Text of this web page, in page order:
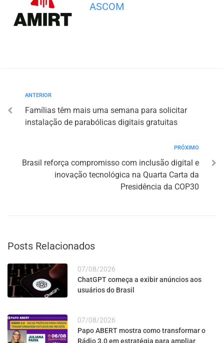
ASCOM
ANTERIOR
Famílias têm mais uma semana para solicitar
instalação de parabólicas digitais gratuitas
PRÓXIMO
Brasil reforça compromisso com inclusão digital e
inovação tecnológica na Quarta Carta da
Presidência da COP30
Posts Relacionados
07/08/2026
ChatGPT começa a exibir anúncios aos
usuários do Brasil
07/08/2026
Papo ABERT mostra como transformar o
Rádio 3.0 em estratégia para ampliar